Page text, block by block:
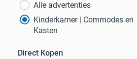
Alle advertenties
Kinderkamer | Commodes en
Kasten
Direct Kopen